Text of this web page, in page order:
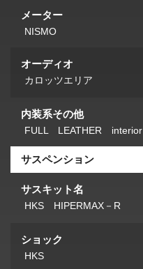
メーター
NISMO
オーディオ
カロッツエリア
内装系その他
FULL LEATHER interior
サスペンション
サスキット名
HKS HIPERMAX－R
ショック
HKS